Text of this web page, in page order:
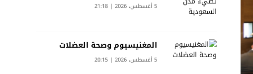
5 أغسطس، 2026 | 21:18
المغنيسيوم وصحة العضلات
5 أغسطس، 2026 | 20:15